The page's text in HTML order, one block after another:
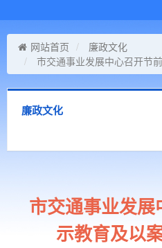
网站首页
廉政文化
市交通事业发展中心召开节
廉政文化
市交通事业发
示教育及以